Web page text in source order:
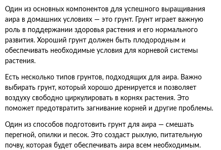
Один из основных компонентов для успешного выращивания
аира в домашних условиях — это грунт. Грунт играет важную
роль в поддержании здоровья растения и его нормального
развития. Хороший грунт должен быть плодородным и
обеспечивать необходимые условия для корневой системы
растения.
Есть несколько типов грунтов, подходящих для аира. Важно
выбирать грунт, который хорошо дренируется и позволяет
воздуху свободно циркулировать в корнях растения. Это
поможет предотвратить загнивание корней и другие проблемы.
Один из способов подготовить грунт для аира — смешать
перегной, опилки и песок. Это создаст рыхлую, питательную
почву, которая будет обеспечивать аира всем необходимым.